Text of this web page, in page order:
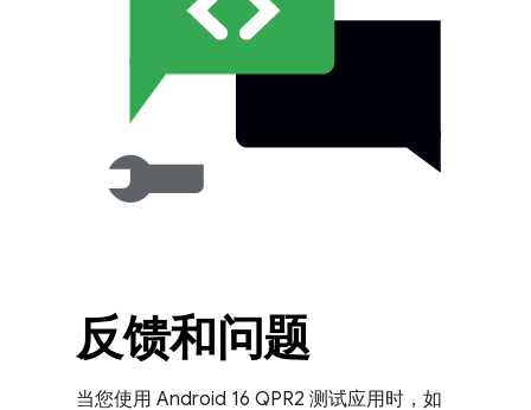
反馈和问题
当您使用 Android 16 QPR2 测试应用时，如